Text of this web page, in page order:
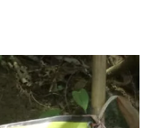
KK Berikan
Puskesmas se-